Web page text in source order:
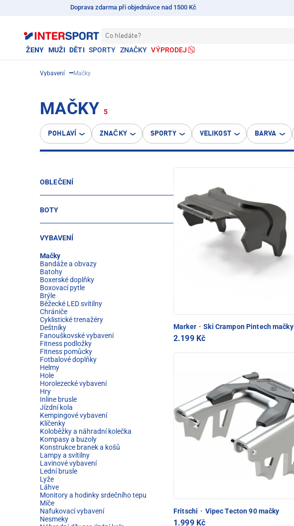
Doprava zdarma při objednávce nad 1500 Kč
Co hledáte?
ŽENY MUŽI DĚTI SPORTY ZNAČKY VÝPRODEJ
Vybavení Mačky
MAČKY 5
POHLAVÍ ZNAČKY SPORTY VELIKOST BARVA
OBLEČENÍ
BOTY
VYBAVENÍ
Mačky
Bandáže a obvazy
Batohy
Boxerské doplňky
Boxovací pytle
Brýle
Běžecké LED svítilny
Chrániče
Cyklistické trenažéry
Deštníky
Fanouškovské vybavení
Fitness podložky
Fitness pomůcky
Fotbalové doplňky
Helmy
Hole
Horolezecké vybavení
Hry
Inline brusle
Jízdní kola
Kempingové vybavení
Klíčenky
Koloběžky a náhradní kolečka
Kompasy a buzoly
Konstrukce branek a košů
Lampy a svítilny
Lavinové vybavení
Lední brusle
Lyže
Láhve
Monitory a hodinky srdečního tepu
Míče
Nafukovací vybavení
Nesmeky
Marker · Ski Crampon Pintech mačky
2.199 Kč
Fritschi · Vipec Tecton 90 mačky
1.999 Kč